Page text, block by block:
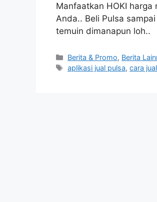
Manfaatkan HOKI harga
Anda.. Beli Pulsa
temuin dimanapun loh..
Berita & Promo, Berita
aplikasi jual pulsa,cara